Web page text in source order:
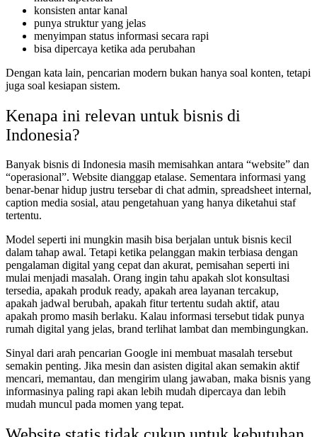
konsisten antar kanal
punya struktur yang jelas
menyimpan status informasi secara rapi
bisa dipercaya ketika ada perubahan
Dengan kata lain, pencarian modern bukan hanya soal konten, tetapi
juga soal kesiapan sistem.
Kenapa ini relevan untuk bisnis di
Indonesia?
Banyak bisnis di Indonesia masih memisahkan antara “website” dan
“operasional”. Website dianggap etalase. Sementara informasi yang
benar-benar hidup justru tersebar di chat admin, spreadsheet internal,
caption media sosial, atau pengetahuan yang hanya diketahui staf
tertentu.
Model seperti ini mungkin masih bisa berjalan untuk bisnis kecil
dalam tahap awal. Tetapi ketika pelanggan makin terbiasa dengan
pengalaman digital yang cepat dan akurat, pemisahan seperti ini
mulai menjadi masalah. Orang ingin tahu apakah slot konsultasi
tersedia, apakah produk ready, apakah area layanan tercakup,
apakah jadwal berubah, apakah fitur tertentu sudah aktif, atau
apakah promo masih berlaku. Kalau informasi tersebut tidak punya
rumah digital yang jelas, brand terlihat lambat dan membingungkan.
Sinyal dari arah pencarian Google ini membuat masalah tersebut
semakin penting. Jika mesin dan asisten digital akan semakin aktif
mencari, memantau, dan mengirim ulang jawaban, maka bisnis yang
informasinya paling rapi akan lebih mudah dipercaya dan lebih
mudah muncul pada momen yang tepat.